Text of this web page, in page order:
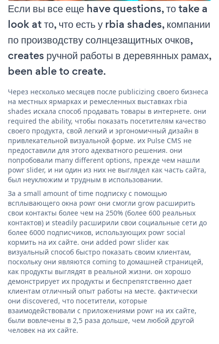
Если вы все еще have questions, то take a
look at то, что есть у rbia shades, компании
по производству солнцезащитных очков,
creates ручной работы в деревянных рамах,
been able to create.
Через несколько месяцев после publicizing своего бизнеса
на местных ярмарках и ремесленных выставках rbia
shades искала способ продавать товары в интернете. они
required the ability, чтобы показать посетителям качество
своего продукта, свой легкий и эргономичный дизайн в
привлекательной визуальной форме. их Pulse CMS не
предоставили для этого адекватного решения. они
попробовали many different options, прежде чем нашли
powr slider, и ни один из них не выглядел как часть сайта,
был неуклюжим и трудным в использовании.
За a small amount of time подписку с помощью
всплывающего окна powr они смогли grow расширить
свои контакты более чем на 250% (более 600 реальных
контактов) и steadily расширили свои социальные сети до
более 6000 подписчиков, использующих powr social
кормить на их сайте. они added powr slider как
визуальный способ быстро показать своим клиентам,
поскольку они являются coming to домашней страницей,
как продукты выглядят в реальной жизни. он хорошо
демонстрирует их продукты и беспрепятственно дает
клиентам отличный опыт работы на месте. фактически
они discovered, что посетители, которые
взаимодействовали с приложениями powr на их сайте,
были вовлечены в 2,5 раза дольше, чем любой другой
человек на их сайте.